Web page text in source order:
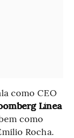
como CEO
Línea
como
Rocha.